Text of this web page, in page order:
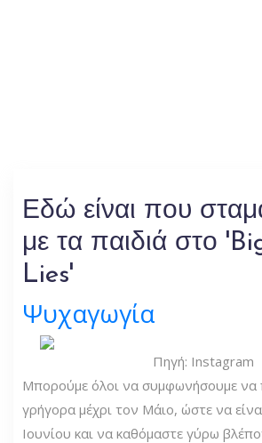
Εδώ είναι που
με τα παιδιά στο
Lies'
Ψυχαγωγία
Πηγή: Instagram
Μπορούμε όλοι να συμφωνήσουμε
γρήγορα μέχρι τον Μάιο, ώστε να
Ιουνίου και να καθόμαστε γύρω